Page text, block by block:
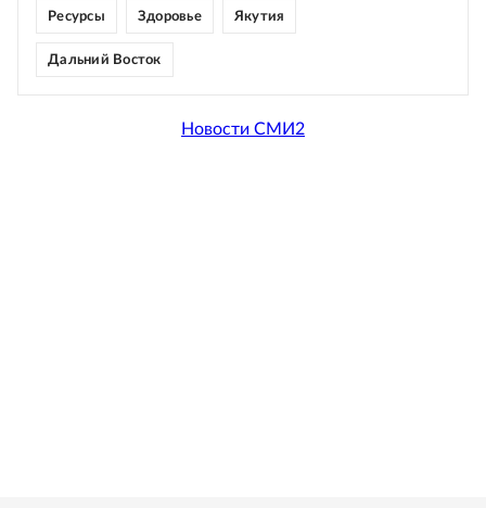
Ресурсы Здоровье Якутия
Дальний Восток
Новости СМИ2